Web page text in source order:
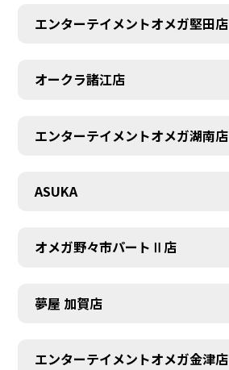
エンターテイメントオメガ堅田店
オークラ諸江店
エンターテイメントオメガ湖南店
ASUKA
オメガ野々市パートⅡ店
夢屋 加賀店
エンターテイメントオメガ金津店